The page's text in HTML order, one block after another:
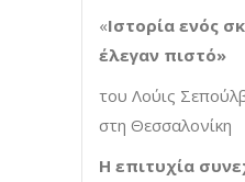
«Ιστορία ενός
έλεγαν πιστό»
του Λούις
στη Θεσσαλονίκη
Η επιτυχία